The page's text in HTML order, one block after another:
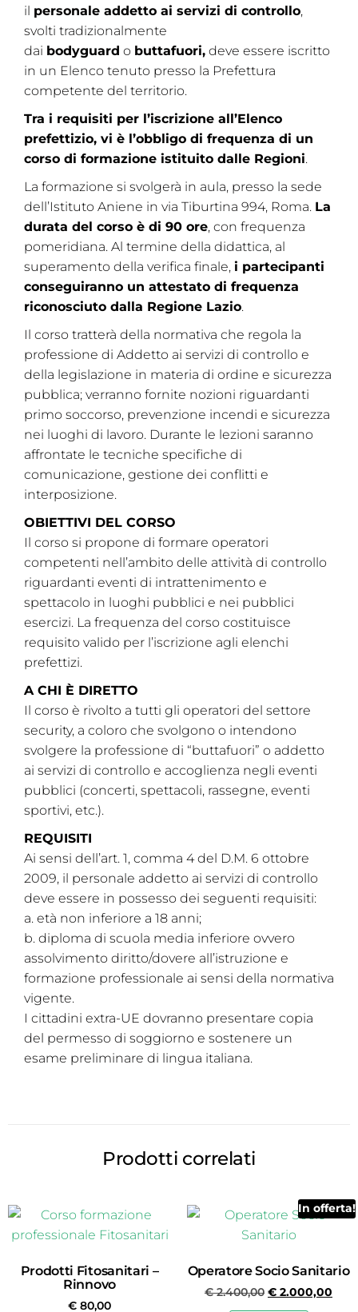
il personale addetto ai servizi di controllo,
svolti tradizionalmente
dai bodyguard o buttafuori, deve essere iscritto
in un Elenco tenuto presso la Prefettura
competente del territorio.
Tra i requisiti per l’iscrizione all’Elenco
prefettizio, vi è l’obbligo di frequenza di un
corso di formazione istituito dalle Regioni.
La formazione si svolgerà in aula, presso la sede
dell’Istituto Aniene in via Tiburtina 994, Roma. La
durata del corso è di 90 ore, con frequenza
pomeridiana. Al termine della didattica, al
superamento della verifica finale, i partecipanti
conseguiranno un attestato di frequenza
riconosciuto dalla Regione Lazio.
Il corso tratterà della normativa che regola la
professione di Addetto ai servizi di controllo e
della legislazione in materia di ordine e sicurezza
pubblica; verranno fornite nozioni riguardanti
primo soccorso, prevenzione incendi e sicurezza
nei luoghi di lavoro. Durante le lezioni saranno
affrontate le tecniche specifiche di
comunicazione, gestione dei conflitti e
interposizione.
OBIETTIVI DEL CORSO
Il corso si propone di formare operatori
competenti nell’ambito delle attività di controllo
riguardanti eventi di intrattenimento e
spettacolo in luoghi pubblici e nei pubblici
esercizi. La frequenza del corso costituisce
requisito valido per l’iscrizione agli elenchi
prefettizi.
A CHI È DIRETTO
Il corso è rivolto a tutti gli operatori del settore
security, a coloro che svolgono o intendono
svolgere la professione di “buttafuori” o addetto
ai servizi di controllo e accoglienza negli eventi
pubblici (concerti, spettacoli, rassegne, eventi
sportivi, etc.).
REQUISITI
Ai sensi dell’art. 1, comma 4 del D.M. 6 ottobre
2009, il personale addetto ai servizi di controllo
deve essere in possesso dei seguenti requisiti:
a. età non inferiore a 18 anni;
b. diploma di scuola media inferiore ovvero
assolvimento diritto/dovere all’istruzione e
formazione professionale ai sensi della normativa
vigente.
I cittadini extra-UE dovranno presentare copia
del permesso di soggiorno e sostenere un
esame preliminare di lingua italiana.
Prodotti correlati
Prodotti Fitosanitari –
Rinnovo
€ 80,00
In offerta!
Operatore Socio Sanitario
€2.400,00 € 2.000,00